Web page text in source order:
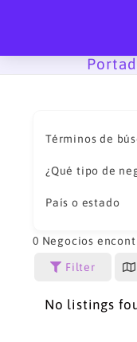
Términos de
¿Qué tipo de
País o estado
0 Negocios
Filter
No listings